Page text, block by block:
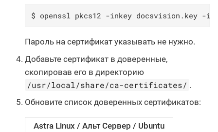
$ openssl pkcs12 -inkey docsvision.key
Пароль на сертификат указывать не нужно.
Добавьте сертификат в доверенные,
скопировав его в директорию
/usr/local/share/ca-certificates/ .
Обновите список доверенных сертификатов:
Astra Linux / Альт Сервер / Ubuntu